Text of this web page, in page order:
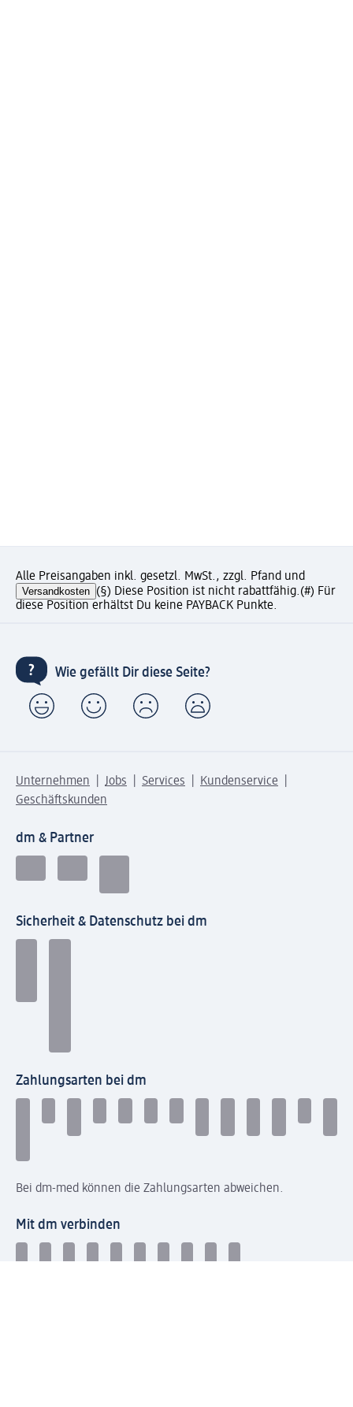
Alle Preisangaben inkl. gesetzl. MwSt., zzgl. Pfand und
Versandkosten (§) Diese Position ist nicht rabattfähig.(#) Für
diese Position erhältst Du keine PAYBACK Punkte.
Wie gefällt Dir diese Seite?
Unternehmen Jobs Services
Kundenservice
Geschäftskunden
dm & Partner
Sicherheit & Datenschutz bei dm
Zahlungsarten bei dm
Bei dm-med können die Zahlungsarten abweichen.
Mit dm verbinden